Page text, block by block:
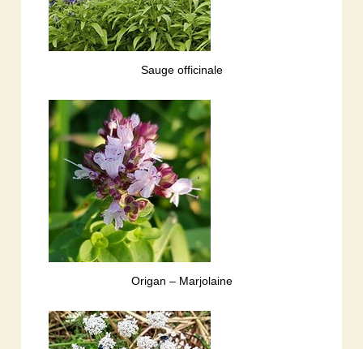
Sauge officinale
Origan – Marjolaine